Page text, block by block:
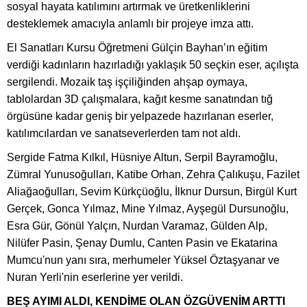
sosyal hayata katılımını artırmak ve üretkenliklerini
desteklemek amacıyla anlamlı bir projeye imza attı.
El Sanatları Kursu Öğretmeni Gülçin Bayhan’ın eğitim
verdiği kadınların hazırladığı yaklaşık 50 seçkin eser, açılışta
sergilendi. Mozaik taş işçiliğinden ahşap oymaya,
tablolardan 3D çalışmalara, kağıt kesme sanatından tığ
örgüsüne kadar geniş bir yelpazede hazırlanan eserler,
katılımcılardan ve sanatseverlerden tam not aldı.
Sergide Fatma Kılkıl, Hüsniye Altun, Serpil Bayramoğlu,
Zümral Yunusoğulları, Katibe Orhan, Zehra Çalıkuşu, Fazilet
Aliağaoğulları, Sevim Kürkçüoğlu, İlknur Dursun, Birgül Kurt
Gerçek, Gonca Yılmaz, Mine Yılmaz, Ayşegül Dursunoğlu,
Esra Gür, Gönül Yalçın, Nurdan Varamaz, Gülden Alp,
Nilüfer Pasin, Şenay Dumlu, Canten Pasin ve Ekatarina
Mumcu'nun yanı sıra, merhumeler Yüksel Öztaşyanar ve
Nuran Yerli'nin eserlerine yer verildi.
BEŞ AYIMI ALDI, KENDİME OLAN ÖZGÜVENİM ARTTI